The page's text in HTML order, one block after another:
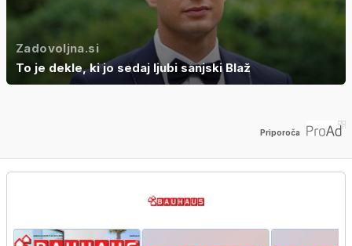
Zadovoljna.si
To je dekle, ki jo sedaj ljubi sanjski Blaž
Priporoča